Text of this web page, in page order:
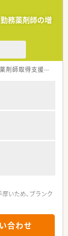
とにやりがいを感
ています。
力しながら前向き
ます。
康をサポートする
ビスは、プロとし
ます。
販売などを通じ
じっくり向き合
。
務薬剤師の増
剤師取得支援あり
いため、ブランク
の非常にアクセス
合わせ